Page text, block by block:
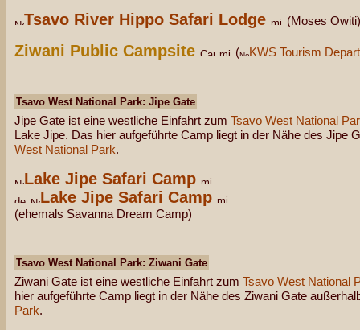
Tsavo River Hippo Safari Lodge (Moses Owiti)
Ziwani Public Campsite ( KWS Tourism
Tsavo West National Park: Jipe Gate
Jipe Gate ist eine westliche Einfahrt zum Tsavo West National
Lake Jipe. Das hier aufgeführte Camp liegt in der Nähe des Jipe
West National Park.
Lake Jipe Safari Camp
Lake Jipe Safari Camp
(ehemals Savanna Dream Camp)
Tsavo West National Park: Ziwani Gate
Ziwani Gate ist eine westliche Einfahrt zum Tsavo West National
hier aufgeführte Camp liegt in der Nähe des Ziwani Gate
Park.